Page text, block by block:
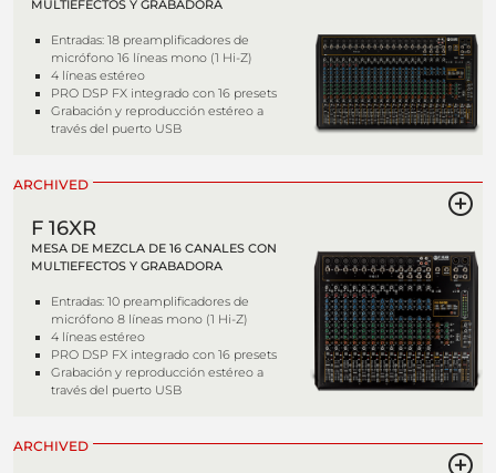
MULTIEFECTOS Y GRABADORA
Entradas: 18 preamplificadores de
micrófono 16 líneas mono (1 Hi-Z)
4 líneas estéreo
PRO DSP FX integrado con 16 presets
Grabación y reproducción estéreo a
través del puerto USB
ARCHIVED
F 16XR
MESA DE MEZCLA DE 16 CANALES CON
MULTIEFECTOS Y GRABADORA
Entradas: 10 preamplificadores de
micrófono 8 líneas mono (1 Hi-Z)
4 líneas estéreo
PRO DSP FX integrado con 16 presets
Grabación y reproducción estéreo a
través del puerto USB
ARCHIVED